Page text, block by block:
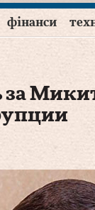
фінанси